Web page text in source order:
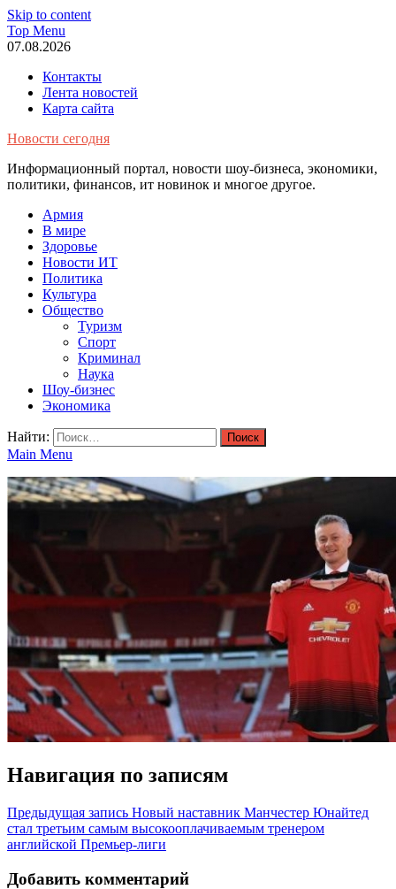
Skip to content
Top Menu
07.08.2026
Контакты
Лента новостей
Карта сайта
Новости сегодня
Информационный портал, новости шоу-бизнеса, экономики,
политики, финансов, ит новинок и многое другое.
Армия
В мире
Здоровье
Новости ИТ
Политика
Культура
Общество
Туризм
Спорт
Криминал
Наука
Шоу-бизнес
Экономика
Найти:
Main Menu
Навигация по записям
Предыдущая запись Новый наставник Манчестер Юнайтед
стал третьим самым высокооплачиваемым тренером
английской Премьер-лиги
Добавить комментарий